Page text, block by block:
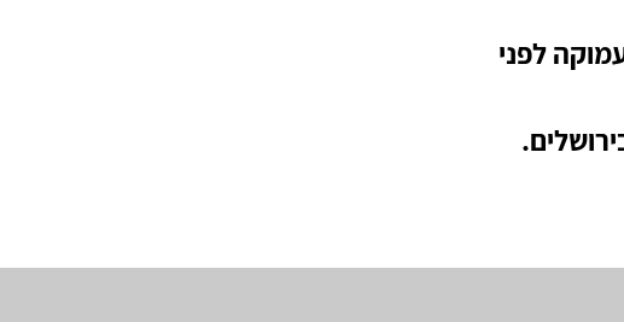
לפני